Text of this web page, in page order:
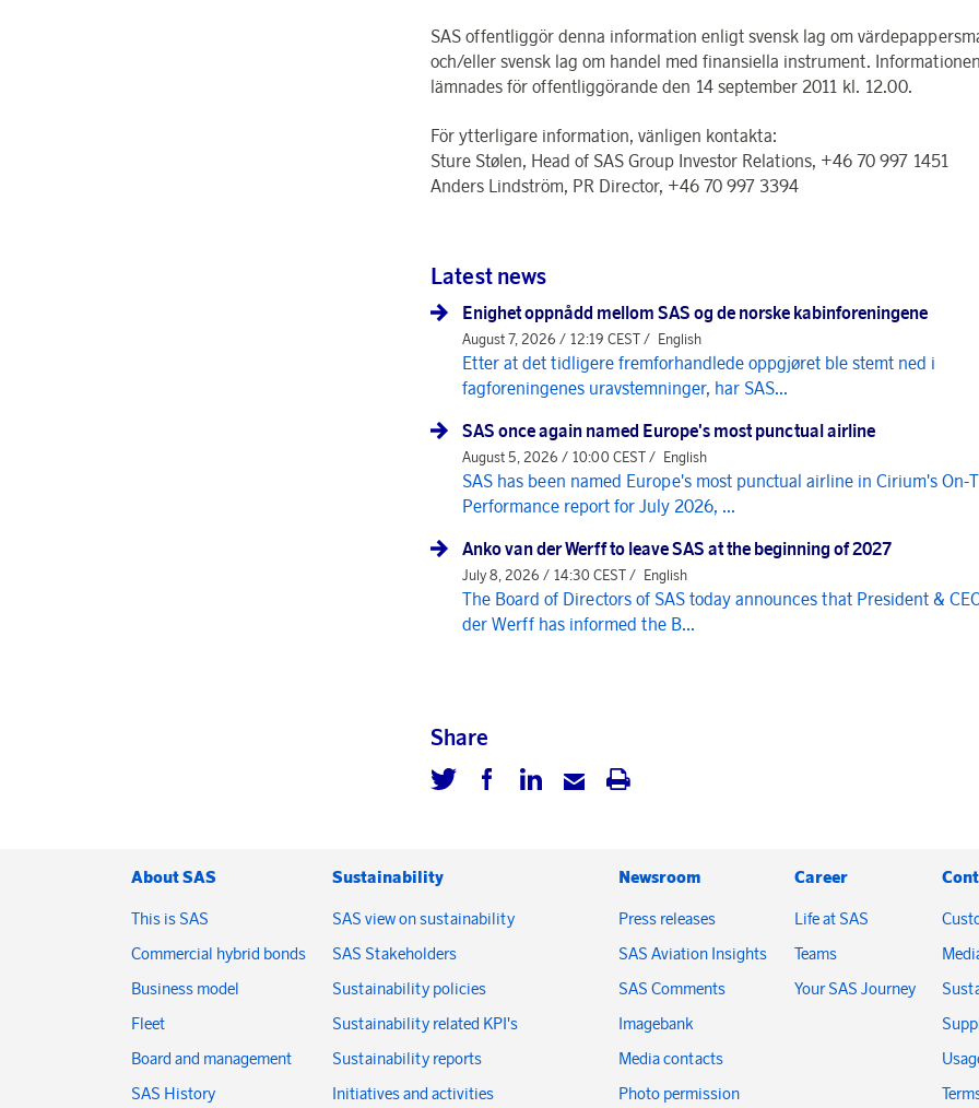
SAS offentliggör denna information enligt svensk lag om
och/eller svensk lag om handel med finansiella instrument. Informationen
lämnades för offentliggörande den 14 september 2011 kl. 12.00.
För ytterligare information, vänligen kontakta:
Sture Stølen, Head of SAS Group Investor Relations, +46 70 997 1451
Anders Lindström, PR Director, +46 70 997 3394
Latest news
Enighet oppnådd mellom SAS og de norske kabinforeningene
August 7, 2026 / 12:19 CEST / English
Etter at det tidligere fremforhandlede oppgjøret ble stemt ned i
fagforeningenes uravstemninger, har SAS...
SAS once again named Europe's most punctual airline
August 5, 2026 / 10:00 CEST / English
SAS has been named Europe's most punctual airline in Cirium's On-
Performance report for July 2026, ...
Anko van der Werff to leave SAS at the beginning of 2027
July 8, 2026 / 14:30 CEST / English
The Board of Directors of SAS today announces that President &
der Werff has informed the B...
Share
About SAS
This is SAS
Commercial hybrid bonds
Business model
Fleet
Board and management
SAS History
Sustainability
SAS view on sustainability
SAS Stakeholders
Sustainability policies
Sustainability related KPI's
Sustainability reports
Initiatives and activities
Newsroom
Press releases
SAS Aviation Insights
SAS Comments
Imagebank
Media contacts
Photo permission
Career
Life at SAS
Teams
Your SAS Journey